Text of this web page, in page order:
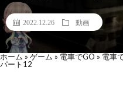
2022.12.26 動画
ホーム » ゲーム » 電車でGO » 電車
パート12